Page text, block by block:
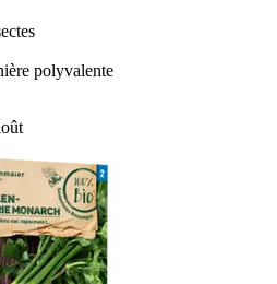
polyvalente